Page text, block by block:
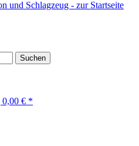
Suchen
0,00 € *